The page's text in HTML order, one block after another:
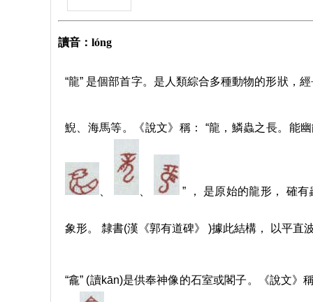
讀音：lóng
“龍” 是個部首字。是人類綜合多種動物的形狀，
鯢、海馬等。《說文》稱： “龍，鱗蟲之長。能
” ， 是原始的龍形， 確
象形。 隸書(漢《郭有道碑》 )據此結構， 以平直
“龕” (讀kān)是供奉神像的石室或閣子。《說文》